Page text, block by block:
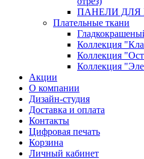
ПАНЕЛИ ДЛЯ
Плательные ткани
Коллекция
Коллекция
Коллекция
Акции
О компании
Дизайн-студия
Доставка и оплата
Контакты
Цифровая печать
Корзина
Личный кабинет